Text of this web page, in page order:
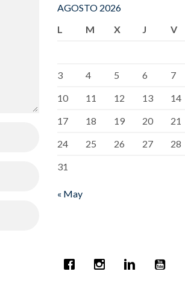
AGOSTO 2026
L
M X J V
3
4 5 6 7
10
11 12 13 14
17
18 19 20 21
24
25 26 27 28
31
« May